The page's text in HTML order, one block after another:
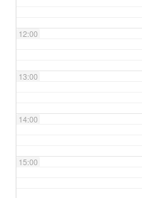
12:00
13:00
14:00
15:00